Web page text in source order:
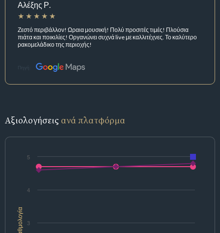
Αλέξης Ρ.
Ζεστό περιβάλλον! Ωραια μουσική! Πολύ προσιτές τιμές! Πλούσια
πιάτα και ποικιλίες! Οργανώνει συχνά live με καλλιτέχνες. Το καλύτερο
ρακομελάδικο της περιοχής!
Πηγή:
Αξιολογήσεις ανά πλατφόρμα
Βαθμολογία 3
4
5